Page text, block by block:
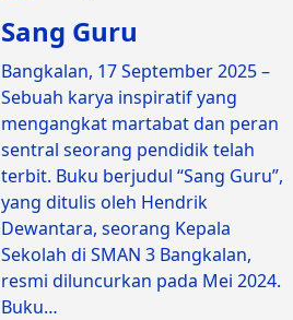
Sang Guru
Bangkalan, 17 September 2025 –
Sebuah karya inspiratif yang
mengangkat martabat dan peran
sentral seorang pendidik telah
terbit. Buku berjudul “Sang Guru”,
yang ditulis oleh Hendrik
Dewantara, seorang Kepala
Sekolah di SMAN 3 Bangkalan,
resmi diluncurkan pada Mei 2024.
Buku…